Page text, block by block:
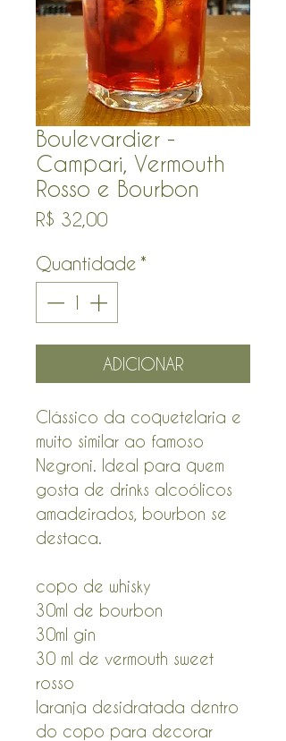
Boulevardier -
Campari, Vermouth
Rosso e Bourbon
R$ 32,00Preço
Quantidade *
ADICIONAR
Clássico da coquetelaria e
muito similar ao famoso
Negroni. Ideal para quem
gosta de drinks alcoólicos
amadeirados, bourbon se
destaca.
copo de whisky
30ml de bourbon
30ml gin
30 ml de vermouth sweet
rosso
laranja desidratada dentro
do copo para decorar